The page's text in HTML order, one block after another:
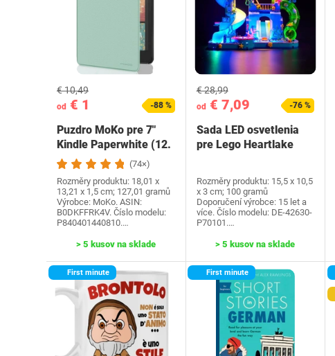
od € 1
€ 10,49
-88 %
Puzdro MoKo pre 7"
Kindle Paperwhite (12.
generácia-2024) a…
(74×)
Rozměry produktu: 18,01 x
13,21 x 1,5 cm; 127,01 gramů
Výrobce: MoKo. ASIN:
B0DKFFRK4V. Číslo modelu:
P840401440810.…
> 5 kusov na sklade
od€ 7,09
€ 28,99
-76 %
Sada LED osvetlenia
pre Lego Heartlake
Rozměry produktu: 15,5 x 10,5
x 3 cm; 100 gramů
Doporučení výrobce: 15 let a
více. Číslo modelu: DE-42630-
P70101.…
> 5 kusov na sklade
First minute First minute